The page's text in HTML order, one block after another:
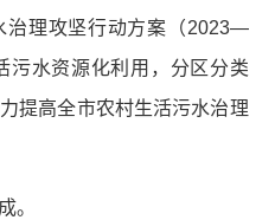
治理攻坚行动方案（2023—
污水资源化利用，分区分类
提高全市农村生活污水治理
。